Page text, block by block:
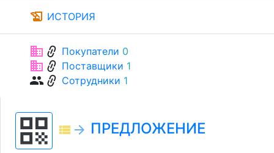
history_edu ИСТОРИЯ
businesslink Покупатели 0
businesslink Поставщики 1
grouplink Сотрудники 1
qr_code view_list arrow_forward ПРЕДЛОЖЕНИЕ